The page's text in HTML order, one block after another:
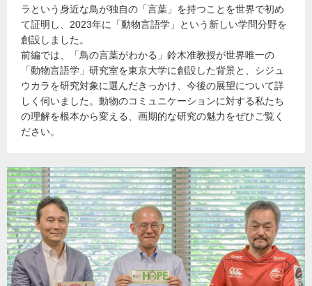
ラという身近な鳥が独自の「言葉」を持つことを世界で初め
て証明し、2023年に「動物言語学」という新しい学問分野を
創設しました。
前編では、「鳥の言葉がわかる」鈴木准教授が世界唯一の
「動物言語学」研究室を東京大学に創設した背景と、シジュ
ウカラを研究対象に選んだきっかけ、今後の展望について詳
しく伺いました。動物のコミュニケーションに対する私たち
の理解を根本から変える、画期的な研究の魅力をぜひご覧く
ださい。